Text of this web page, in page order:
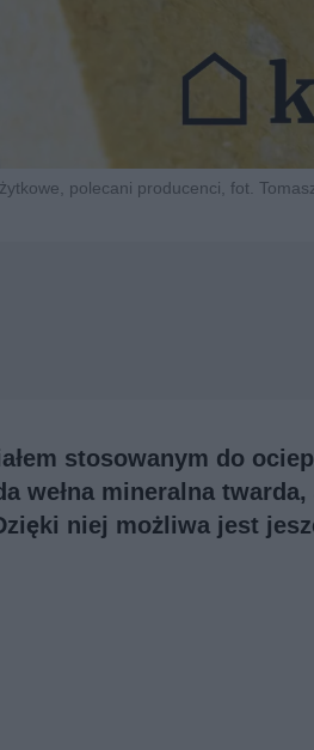
polecani producenci, fot.
stosowanym do
wełna mineralna
niej możliwa jest